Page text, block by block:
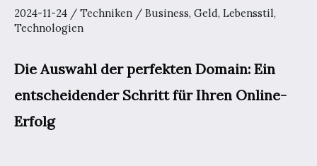
2024-11-24 / Techniken / Business, Geld, Lebensstil,
Technologien
Die Auswahl der perfekten Domain: Ein
entscheidender Schritt für Ihren Online-
Erfolg